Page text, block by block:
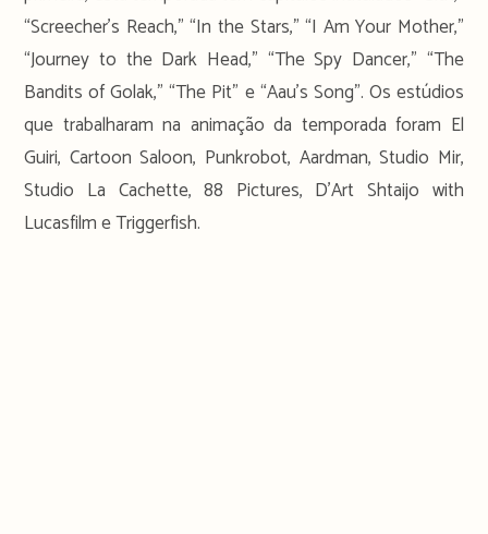
“Screecher’s Reach,” “In the Stars,” “I Am Your Mother,”
“Journey to the Dark Head,” “The Spy Dancer,” “The
Bandits of Golak,” “The Pit” e “Aau’s Song”. Os estúdios
que trabalharam na animação da temporada foram El
Guiri, Cartoon Saloon, Punkrobot, Aardman, Studio Mir,
Studio La Cachette, 88 Pictures, D’Art Shtaijo with
Lucasfilm e Triggerfish.